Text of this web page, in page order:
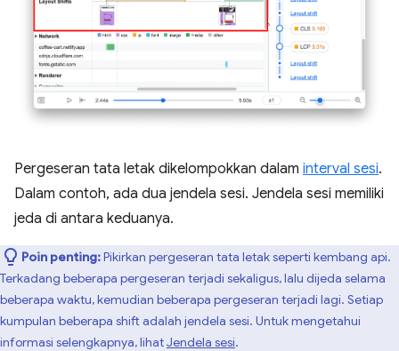
Pergeseran tata letak dikelompokkan dalam interval sesi.
Dalam contoh, ada dua jendela sesi. Jendela sesi memiliki
jeda di antara keduanya.
Poin penting:Pikirkan pergeseran tata letak seperti kembang api.
Terkadang beberapa pergeseran terjadi sekaligus, lalu dijeda selama
beberapa waktu, kemudian beberapa pergeseran terjadi lagi. Setiap
kumpulan beberapa shift adalah jendela sesi. Untuk mengetahui
informasi selengkapnya, lihatJendela sesi.